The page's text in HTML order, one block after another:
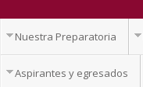
Nuestra Preparatoria
Aspirantes y egresados